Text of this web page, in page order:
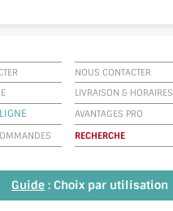
NOUS CONTACTER
LIVRAISON & HORAIRES
AVANTAGES PRO
Guide : Choix par utilisation